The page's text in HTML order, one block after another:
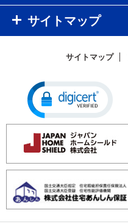
サイトマップ
サイトマップ